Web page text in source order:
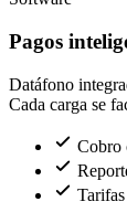
Pagos
Datáfono
Cada carga se
Cobro